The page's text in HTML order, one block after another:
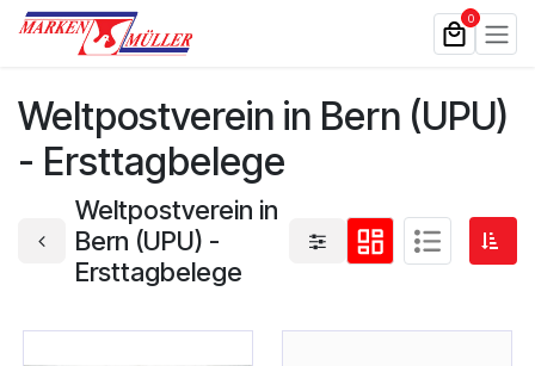
Zum Inhalt springen 0
Weltpostverein in Bern (UPU)
- Ersttagbelege
Weltpostverein in
Bern (UPU) -
Ersttagbelege